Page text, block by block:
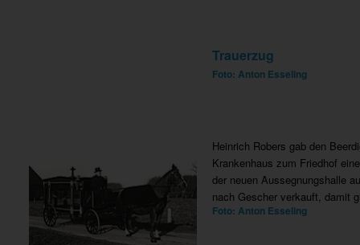
Trauerzug
Foto: Anton Esseling
Heinrich Robers gab den
Krankenhaus zum Friedhof
der neuen Aussegnungshalle
nach Gescher verkauft, damit
Foto: Anton Esseling